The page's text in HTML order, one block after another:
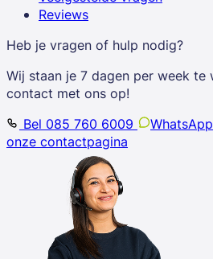
Reviews
Heb je vragen of hulp nodig?
Wij staan je 7 dagen per week te
contact met ons op!
Bel 085 760 6009
onze contactpagina